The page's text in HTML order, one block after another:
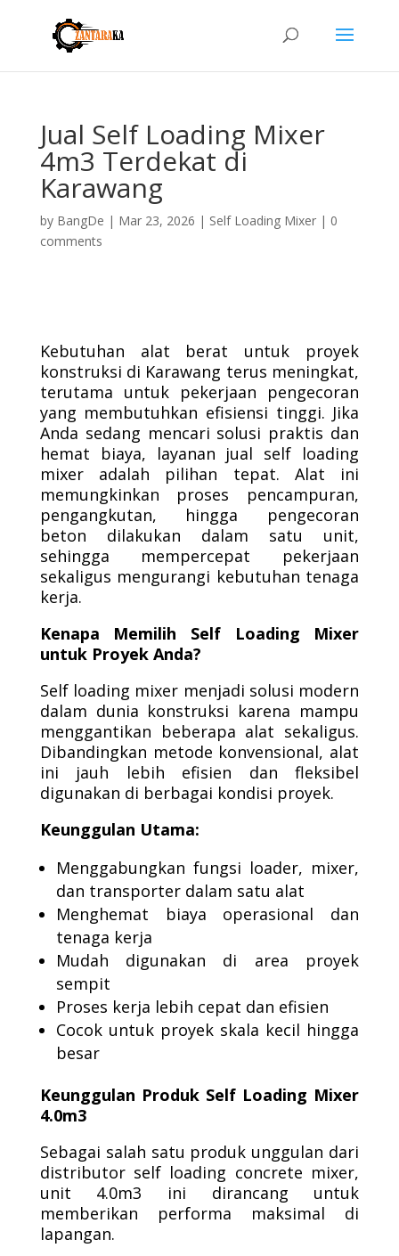
Jual Self Loading Mixer
4m3 Terdekat di
Karawang
by BangDe | Mar 23, 2026 | Self Loading Mixer| 0
comments
Kebutuhan alat berat untuk proyek
konstruksi di Karawang terus meningkat,
terutama untuk pekerjaan pengecoran
yang membutuhkan efisiensi tinggi. Jika
Anda sedang mencari solusi praktis dan
hemat biaya, layanan jual self loading
mixer adalah pilihan tepat. Alat ini
memungkinkan proses pencampuran,
pengangkutan, hingga pengecoran
beton dilakukan dalam satu unit,
sehingga mempercepat pekerjaan
sekaligus mengurangi kebutuhan tenaga
kerja.
Kenapa Memilih Self Loading Mixer
untuk Proyek Anda?
Self loading mixer menjadi solusi modern
dalam dunia konstruksi karena mampu
menggantikan beberapa alat sekaligus.
Dibandingkan metode konvensional, alat
ini jauh lebih efisien dan fleksibel
digunakan di berbagai kondisi proyek.
Keunggulan Utama:
Menggabungkan fungsi loader, mixer,
dan transporter dalam satu alat
Menghemat biaya operasional dan
tenaga kerja
Mudah digunakan di area proyek
sempit
Proses kerja lebih cepat dan efisien
Cocok untuk proyek skala kecil hingga
besar
Keunggulan Produk Self Loading Mixer
4.0m3
Sebagai salah satu produk unggulan dari
distributor self loading concrete mixer,
unit 4.0m3 ini dirancang untuk
memberikan performa maksimal di
lapangan.